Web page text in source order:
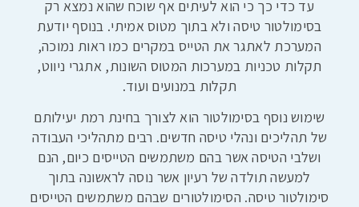
עד כדי כך כי הוא לעיתים אף שוכח שהוא נמצא רק
בסימולטור טיסה ולא בתוך מטוס אמיתי. בנוסף יודעת
המערכת לאתגר את הטייס במקרים כמו ראות נמוכה,
תקלות טכניות במערכות המטוס השונות, אתגרי ניווט,
תקלות במנועים ועוד.
שימוש נוסף בסימולטור הוא לצורך בחינת רמת יעילותם
של תהליכים ונהלי טיסה חדשים. רבים מתהליכי העבודה
ושלבי הטיסה אשר בהם משתמשים הטייסים כיום, הנם
למעשה תולדה של רעיון אשר נוסה לראשונה בתוך
סימולטור טיסה. הסימולטורים שבהם משתמשים הטייסים